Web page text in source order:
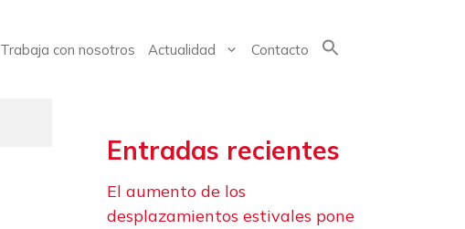
Trabaja con nosotros Actualidad Contacto
Entradas recientes
El aumento de los
desplazamientos estivales pone